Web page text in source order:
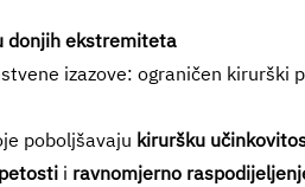
donjih ekstremiteta
izazove: ograničen kirurški
poboljšavaju kiruršku
i ravnomjerno